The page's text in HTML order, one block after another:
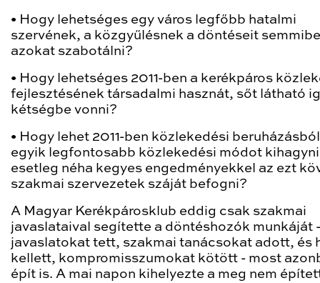
• Hogy lehetséges egy város legfőbb hatalmi
szervének, a közgyűlésnek a döntéseit
azokat szabotálni?
• Hogy lehetséges 2011-ben a kerékpáros
fejlesztésének társadalmi hasznát, sőt látható
kétségbe vonni?
• Hogy lehet 2011-ben közlekedési
egyik legfontosabb közlekedési módot
esetleg néha kegyes engedményekkel az ezt
szakmai szervezetek száját befogni?
A Magyar Kerékpárosklub eddig csak szakmai
javaslataival segítette a döntéshozók munkáját -
javaslatokat tett, szakmai tanácsokat adott, és
kellett, kompromisszumokat kötött - most
épít is. A mai napon kihelyezte a meg nem